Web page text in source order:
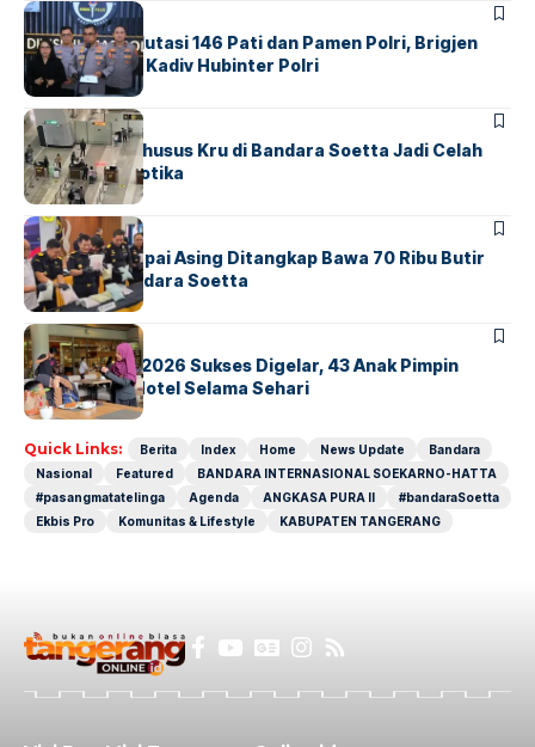
BERITA
Mabes Polri Mutasi 146 Pati dan Pamen Polri, Brigjen
Untung Jabat Kadiv Hubinter Polri
BANDARABERITA
Ketika Jalur Khusus Kru di Bandara Soetta Jadi Celah
Sindikat Narkotika
BANDARA BERITA
Kopilot Maskapai Asing Ditangkap Bawa 70 Ribu Butir
Ekstasi di Bandara Soetta
BERITAINDEX
GM For A Day 2026 Sukses Digelar, 43 Anak Pimpin
Operasional Hotel Selama Sehari
Quick Links: Berita Index Home News Update
Bandara
Nasional
Featured
BANDARA INTERNASIONAL SOEKARNO-HATTA
#pasangmatatelinga
Agenda ANGKASA PURA II
#bandaraSoetta
Ekbis Pro
Komunitas & Lifestyle KABUPATEN TANGERANG